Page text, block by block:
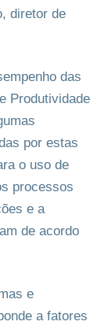
diretor de
das
Produtividade
por estas
o uso de
processos
e a
de acordo
e
a fatores